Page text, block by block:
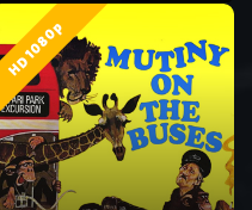
HD 1080p